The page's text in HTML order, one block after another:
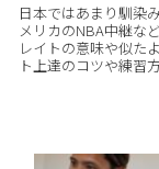
日本ではあまり馴染
メリカのNBA中継な
レイトの意味や似た
ト上達のコツや練習